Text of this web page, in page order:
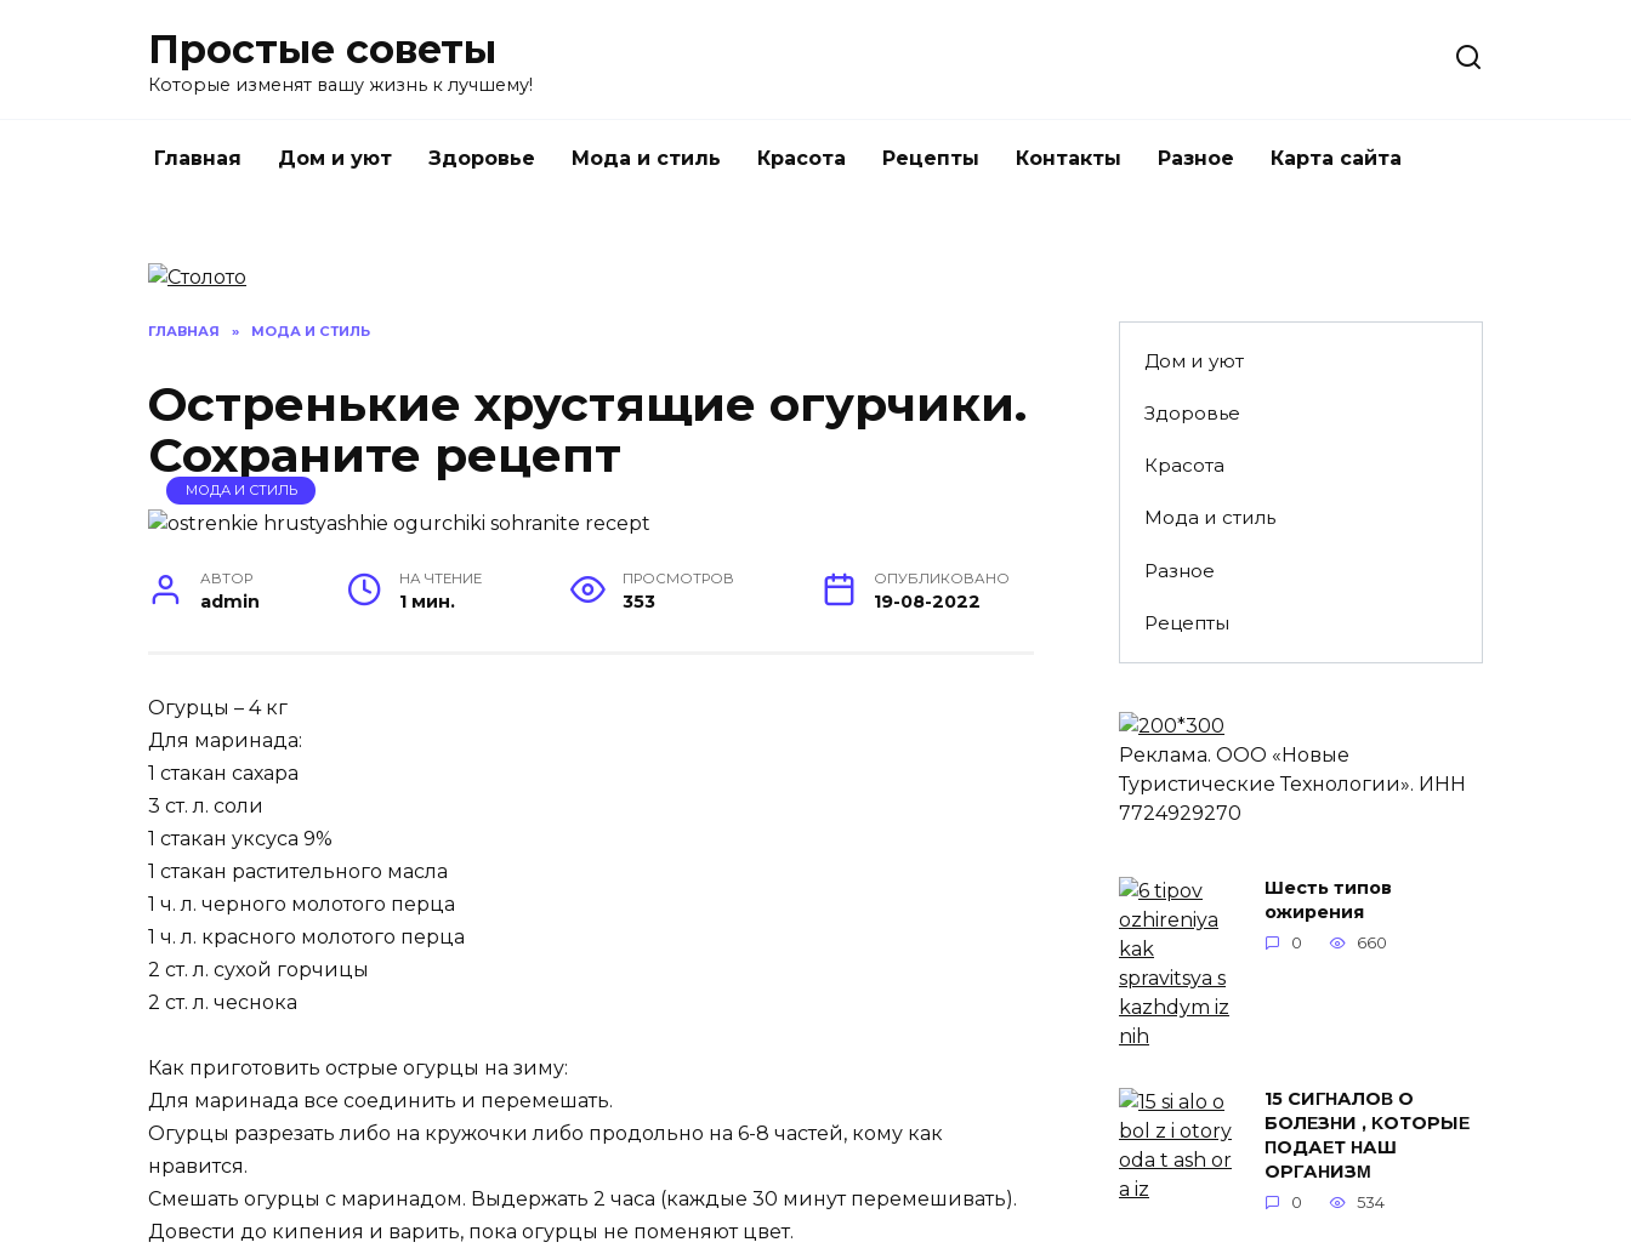
Простые советы
Которые изменят вашу жизнь к лучшему!
Главная Дом и уют Здоровье Мода и стиль Красота Рецепты Контакты Разное Карта сайта
ГЛАВНАЯ » МОДА И СТИЛЬ
Остренькие хрустящие огурчики.
Сохраните рецепт
МОДА И СТИЛЬ
АВТОР
admin
НА ЧТЕНИЕ
1 мин.
ПРОСМОТРОВ
353
ОПУБЛИКОВАНО
19-08-2022
Огурцы – 4 кг
Для маринада:
1 стакан сахара
3 ст. л. соли
1 стакан уксуса 9%
1 стакан растительного масла
1 ч. л. черного молотого перца
1 ч. л. красного молотого перца
2 ст. л. сухой горчицы
2 ст. л. чеснока
Как приготовить острые огурцы на зиму:
Для маринада все соединить и перемешать.
Огурцы разрезать либо на кружочки либо продольно на 6-8 частей, кому как
нравится.
Смешать огурцы с маринадом. Выдержать 2 часа (каждые 30 минут перемешивать).
Довести до кипения и варить, пока огурцы не поменяют цвет.
Дом и уют
Здоровье
Красота
Мода и стиль
Разное
Рецепты
Реклама. ООО «Новые
Туристические Технологии». ИНН
7724929270
Шесть типов
ожирения
0 660
15 СИΓΗАЛОΒ О
БОЛΕЗΗИ , ΚОТОРЫΕ
ΠОДАΕТ ΗАШ
ОРΓАΗИЗΜ
0 534